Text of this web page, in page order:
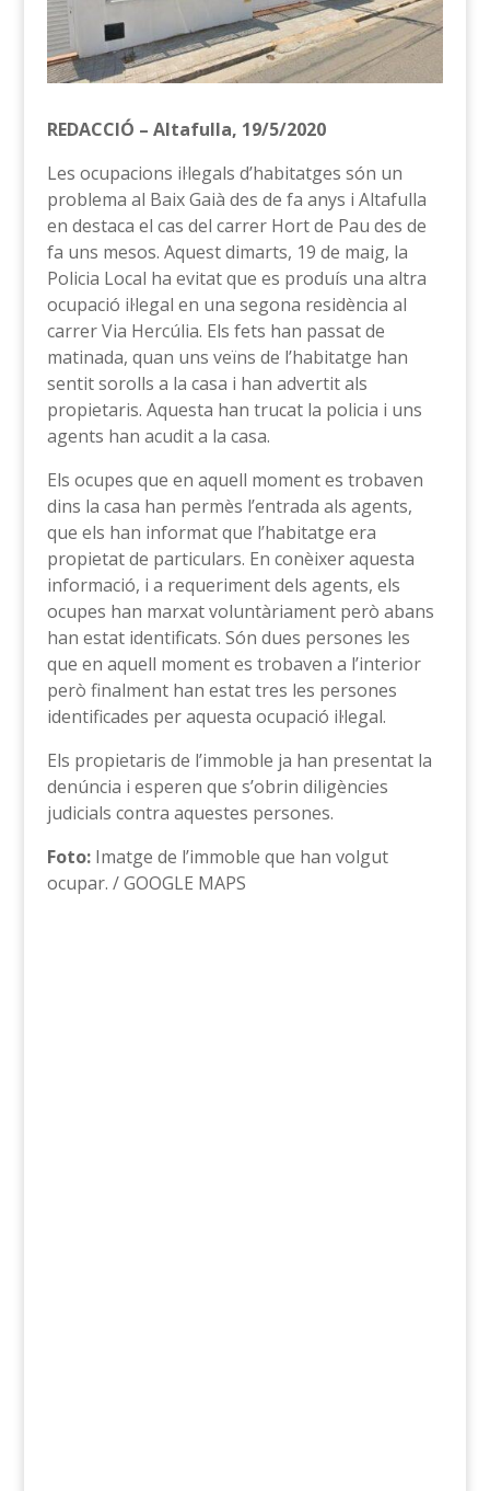
REDACCIÓ – Altafulla, 19/5/2020
Les ocupacions il·legals d’habitatges són un
problema al Baix Gaià des de fa anys i Altafulla
en destaca el cas del carrer Hort de Pau des de
fa uns mesos. Aquest dimarts, 19 de maig, la
Policia Local ha evitat que es produís una altra
ocupació il·legal en una segona residència al
carrer Via Hercúlia. Els fets han passat de
matinada, quan uns veïns de l’habitatge han
sentit sorolls a la casa i han advertit als
propietaris. Aquesta han trucat la policia i uns
agents han acudit a la casa.
Els ocupes que en aquell moment es trobaven
dins la casa han permès l’entrada als agents,
que els han informat que l’habitatge era
propietat de particulars. En conèixer aquesta
informació, i a requeriment dels agents, els
ocupes han marxat voluntàriament però abans
han estat identificats. Són dues persones les
que en aquell moment es trobaven a l’interior
però finalment han estat tres les persones
identificades per aquesta ocupació il·legal.
Els propietaris de l’immoble ja han presentat la
denúncia i esperen que s’obrin diligències
judicials contra aquestes persones.
Foto:Imatge de l’immoble que han volgut
ocupar. / GOOGLE MAPS